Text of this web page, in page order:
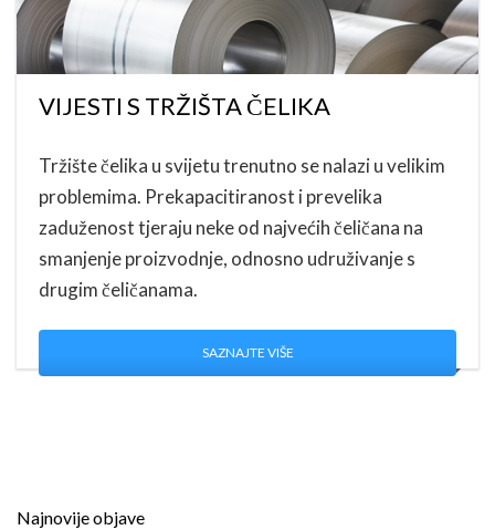
VIJESTI S TRŽIŠTA ČELIKA
Tržište čelika u svijetu trenutno se nalazi u velikim
problemima. Prekapacitiranost i prevelika
zaduženost tjeraju neke od najvećih čeličana na
smanjenje proizvodnje, odnosno udruživanje s
drugim čeličanama.
SAZNAJTE VIŠE
Najnovije objave